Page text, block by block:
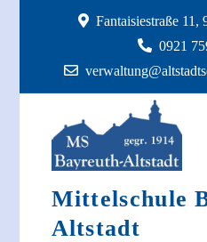
Fantaisiestraße 11,
0921
Mittelschule
Altstadt